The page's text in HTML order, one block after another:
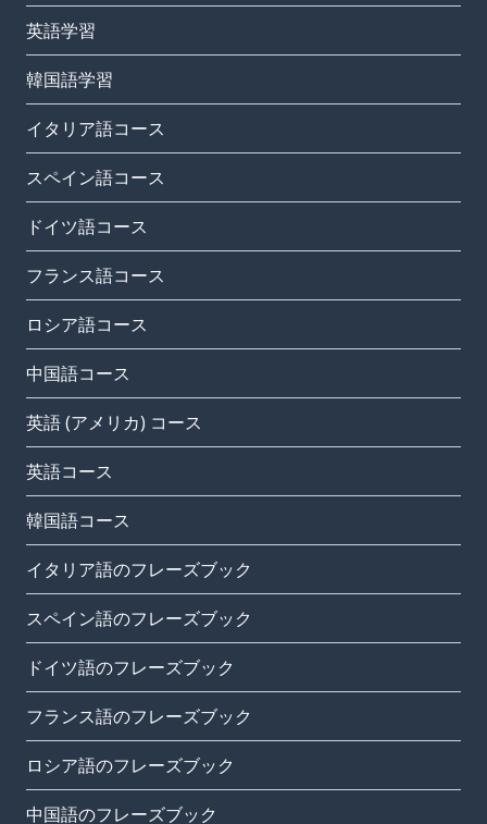
英語学習
韓国語学習
イタリア語コース
スペイン語コース
ドイツ語コース
フランス語コース
ロシア語コース
中国語コース
英語 (アメリカ) コース
英語コース
韓国語コース
イタリア語のフレーズブック
スペイン語のフレーズブック
ドイツ語のフレーズブック
フランス語のフレーズブック
ロシア語のフレーズブック
中国語のフレーズブック